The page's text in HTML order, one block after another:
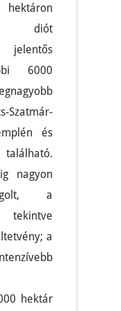
diót
jelentős
6000
és
található.
nagyon
a
tekintve
a
hektár